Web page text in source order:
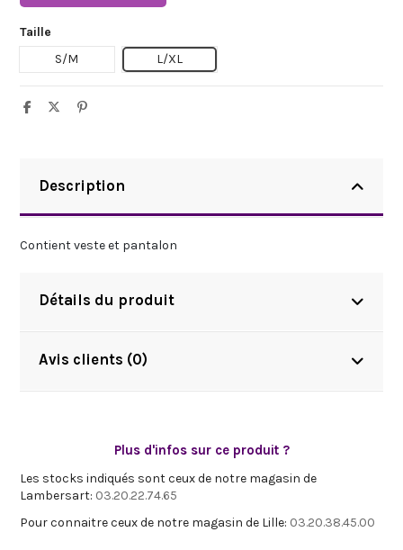
Taille
S/M
L/XL
Description
Contient veste et pantalon
Détails du produit
Avis clients (0)
Plus d'infos sur ce produit ?
Les stocks indiqués sont ceux de notre magasin de
Lambersart: 03.20.22.74.65
Pour connaitre ceux de notre magasin de Lille: 03.20.38.45.00